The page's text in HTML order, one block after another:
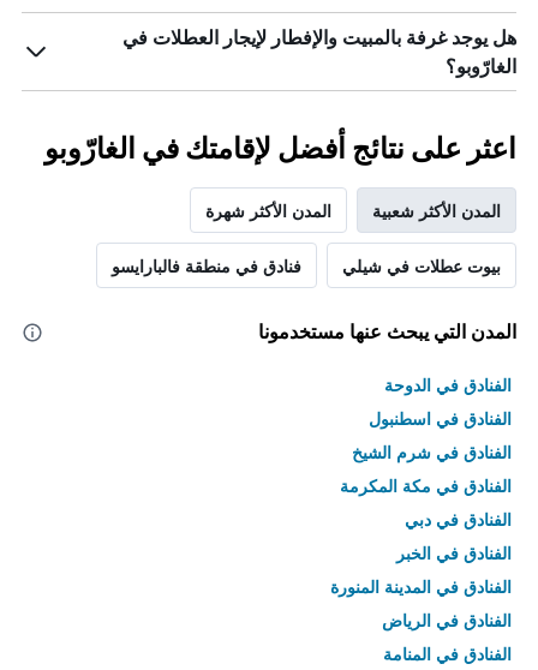
هل يوجد غرفة بالمبيت والإفطار لإيجار العطلات في
الغارّوبو؟
اعثر على نتائج أفضل لإقامتك في الغارّوبو
المدن الأكثر شعبية المدن الأكثر شهرة
بيوت عطلات في شيلي فنادق في منطقة فالبارايسو
المدن التي يبحث عنها مستخدمونا
الفنادق في الدوحة
الفنادق في اسطنبول
الفنادق في شرم الشيخ
الفنادق في مكة المكرمة
الفنادق في دبي
الفنادق في الخبر
الفنادق في المدينة المنورة
الفنادق في الرياض
الفنادق في المنامة